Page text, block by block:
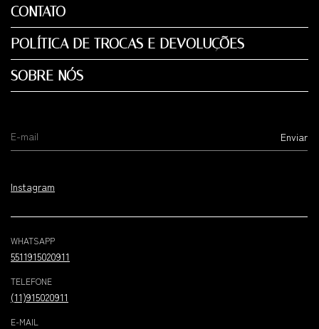
CONTATO
POLÍTICA DE TROCAS E DEVOLUÇÕES
SOBRE NÓS
Instagram
WHATSAPP
5511915020911
TELEFONE
(11)915020911
E-MAIL